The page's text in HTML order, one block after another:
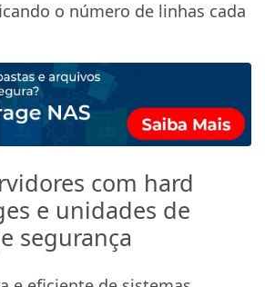
o número de linhas cada
com hard
e unidades de
segurança